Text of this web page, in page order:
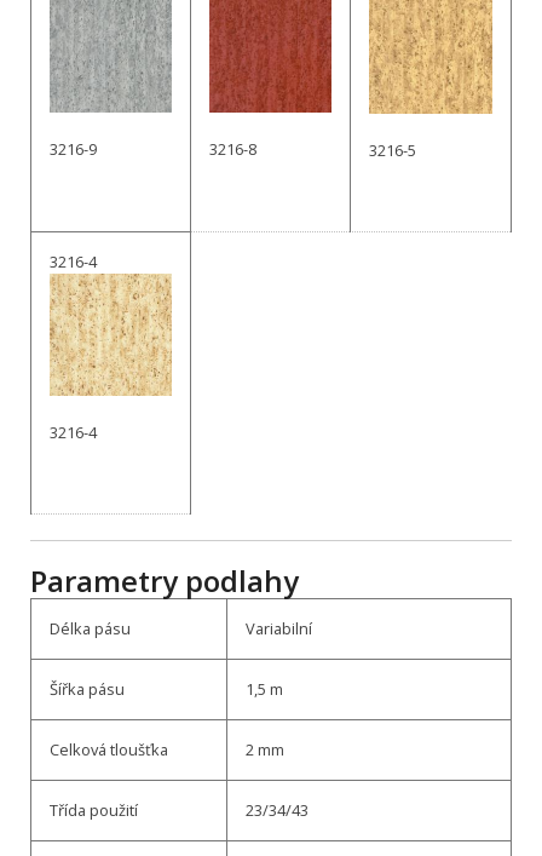
3216-9 3216-8 3216-5
3216-4
3216-4
Parametry podlahy
Délka pásu Variabilní
Šířka pásu 1,5 m
Celková tloušťka 2 mm
Třída použití 23/34/43